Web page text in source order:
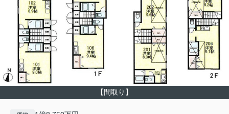
【間取り】